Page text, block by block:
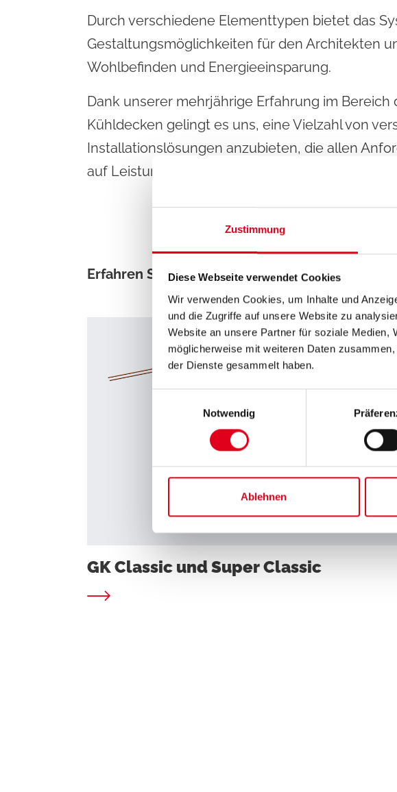
Zustimmung
Diese Webseite verwendet Cookies
Wir verwenden Cookies, um Inhalte und
und die Zugriffe auf unsere Website zu
Website an unsere Partner für soziale Medien,
möglicherweise mit weiteren Daten
der Dienste gesammelt haben.
Notwendig
Ablehnen
Durch verschiedene Elementtypen bietet das
Gestaltungsmöglichkeiten für den Architekten
Wohlbefinden und Energieeinsparung.
Dank unserer mehrjährige Erfahrung im Bereich
Kühldecken gelingt es uns, eine Vielzahl von
Installationslösungen anzubieten, die allen
auf Leistung und Kosten gerecht werden.
Erfahren Sie mehr über unsereSysteme
GK Classic und Super Classic